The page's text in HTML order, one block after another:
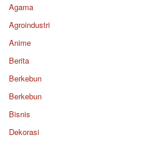
Agama
Agroindustri
Anime
Berita
Berkebun
Berkebun
Bisnis
Dekorasi